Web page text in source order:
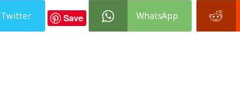
Twitter Save WhatsApp